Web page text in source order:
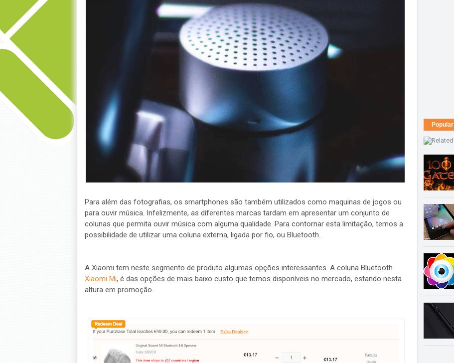
Para além das fotografias, os smartphones são também utilizados como maquinas de jogos ou
para ouvir música. Infelizmente, as diferentes marcas tardam em apresentar um conjunto de
colunas que permita ouvir música com alguma qualidade. Para contornar esta limitação, temos a
possibilidade de utilizar uma coluna externa, ligada por fio, ou Bluetooth.
A Xiaomi tem neste segmento de produto algumas opções interessantes. A coluna Bluetooth
Xiaomi Mi, é das opções de mais baixo custo que temos disponíveis no mercado, estando nesta
altura em promoção.
Popular